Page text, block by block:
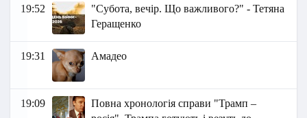
19:52
"Субота, вечір. Що важливого?" - Тетяна
Геращенко
19:31 Амадео
19:09
Повна хронологія справи "Трамп –